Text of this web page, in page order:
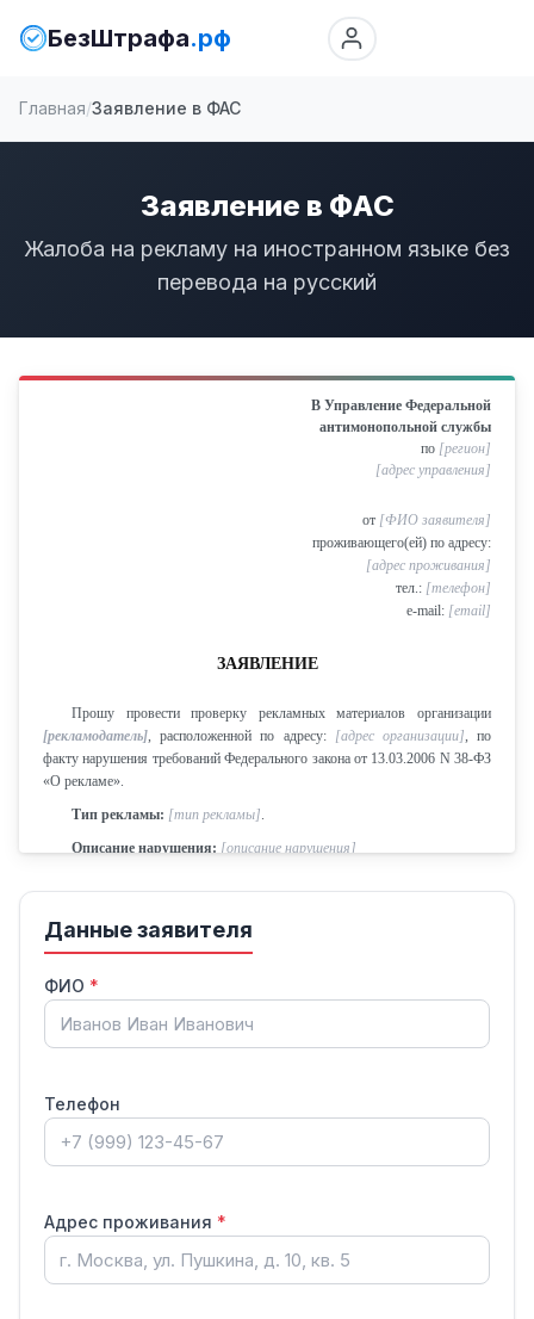
БезШтрафа.рф
Главная Заявление в ФАС
Заявление в ФАС
Жалоба на рекламу на иностранном языке без
перевода на русский
Данные заявителя
ФИО *
Телефон
Адрес проживания *
В Управление Федеральной
антимонопольной службы
по [регион]
[адрес управления]
от [ФИО заявителя]
проживающего(ей) по адресу:
[адрес проживания]
тел.: [телефон]
e-mail: [email]
ЗАЯВЛЕНИЕ
Прошу провести проверку рекламных материалов организации
[рекламодатель], расположенной по адресу: [адрес организации], по
факту нарушения требований Федерального закона от 13.03.2006 N 38-ФЗ
«О рекламе».
Тип рекламы: [тип рекламы].
Описание нарушения: [описание нарушения]
38-ФЗ «О рекламе» реклама на территории Российской Федерации должна
выражений в рекламе допускается при условии одновременного перевода
на русский язык.
соблюдения требований законодательства о рекламе.
2. В случае выявления нарушений — привлечь виновных лиц к
административной ответственности по ст. 14.3 КоАП РФ.